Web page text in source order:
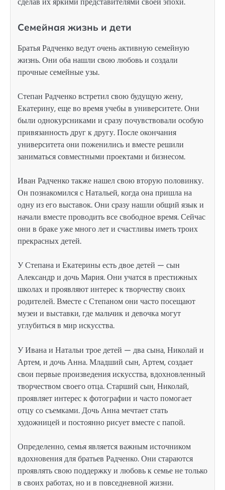
Семейная жизнь и дети
Братья Радченко ведут очень активную семейную
жизнь. Они оба нашли свою любовь и создали
прочные семейные узы.
Степан Радченко встретил свою будущую жену,
Екатерину, еще во время учебы в университете. Они
были однокурсниками и сразу почувствовали особую
привязанность друг к другу. После окончания
университета они поженились и вместе решили
заниматься совместными проектами и бизнесом.
Иван Радченко также нашел свою вторую половинку.
Он познакомился с Натальей, когда она пришла на
одну из его выставок. Они сразу нашли общий язык и
начали вместе проводить все свободное время. Сейчас
они в браке уже много лет и счастливы иметь троих
прекрасных детей.
У Степана и Екатерины есть двое детей — сын
Александр и дочь Мария. Они учатся в престижных
школах и проявляют интерес к творчеству своих
родителей. Вместе с Степаном они часто посещают
музеи и выставки, где мальчик и девочка могут
углубиться в мир искусства.
У Ивана и Натальи трое детей — два сына, Николай и
Артем, и дочь Анна. Младший сын, Артем, создает
свои первые произведения искусства, вдохновленный
творчеством своего отца. Старший сын, Николай,
проявляет интерес к фотографии и часто помогает
отцу со съемками. Дочь Анна мечтает стать
художницей и постоянно рисует вместе с папой.
Определенно, семья является важным источником
вдохновения для братьев Радченко. Они стараются
проявлять свою поддержку и любовь к семье не только
в своих работах, но и в повседневной жизни.